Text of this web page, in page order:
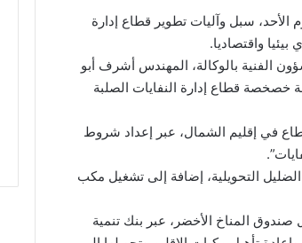
الأحد، سبل وآليات تطوير قطاع إدارة
واقتصاديا.
الفنية بالوكالة، المهندس أشرف أبو
خصخصة قطاع إدارة النفايات الصلبة
في إقليم الشمال، عبر إعداد شروط
التحويلية، إضافة إلى تشغيل مكب
صندوق المناخ الأخضر، عبر بنك تنمية